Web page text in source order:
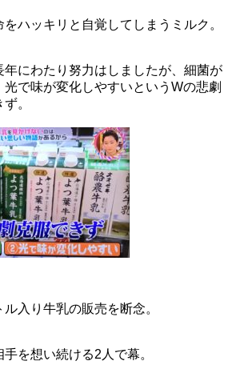
ハッキリと自覚してしまうミルク。
年にわたり努力はしましたが、細菌が
で味が変化しやすいというWの悲劇
。
入り牛乳の販売を断念。
を想い続ける2人で幕。